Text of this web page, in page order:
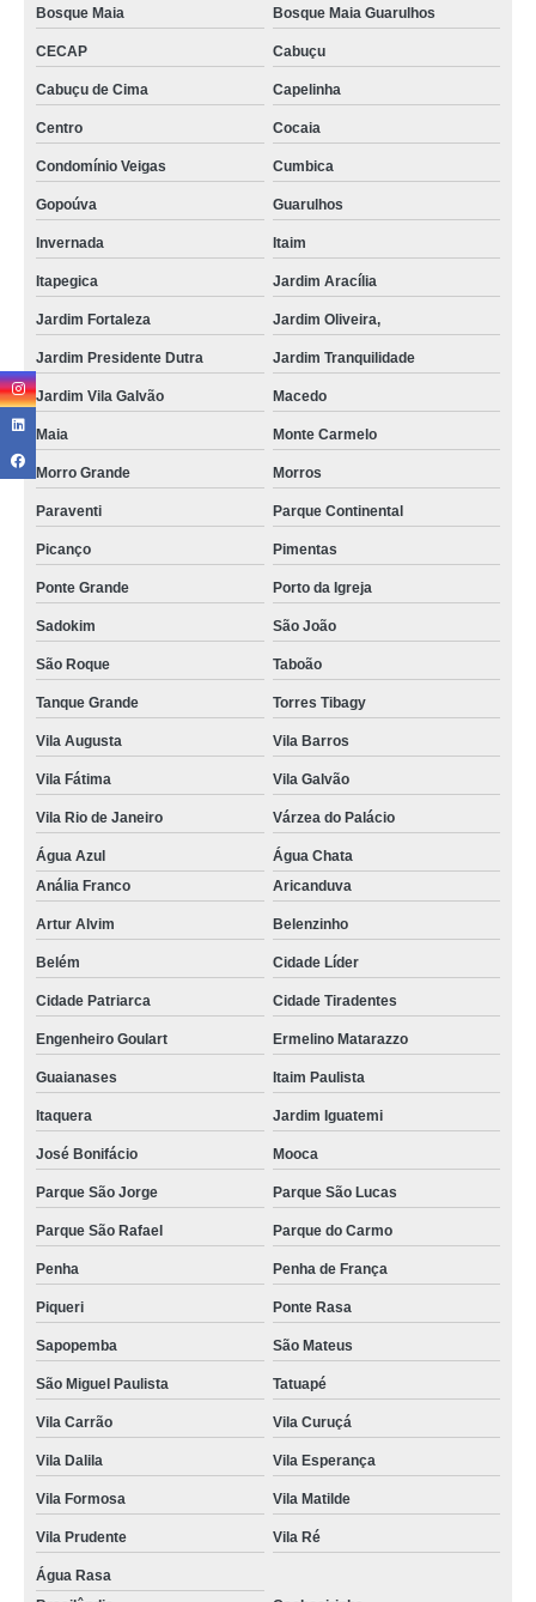
Bosque Maia Bosque Maia Guarulhos
CECAP Cabuçu
Cabuçu de Cima Capelinha
Centro Cocaia
Condomínio Veigas Cumbica
Gopoúva Guarulhos
Invernada Itaim
Itapegica Jardim Aracília
Jardim Fortaleza Jardim Oliveira,
Jardim Presidente Dutra Jardim Tranquilidade
Jardim Vila Galvão Macedo
Maia Monte Carmelo
Morro Grande Morros
Paraventi Parque Continental
Picanço Pimentas
Ponte Grande Porto da Igreja
Sadokim São João
São Roque Taboão
Tanque Grande Torres Tibagy
Vila Augusta Vila Barros
Vila Fátima Vila Galvão
Vila Rio de Janeiro Várzea do Palácio
Água Azul
Água Chata
Anália Franco
Aricanduva
Artur Alvim Belenzinho
Belém Cidade Líder
Cidade Patriarca Cidade Tiradentes
Engenheiro Goulart Ermelino Matarazzo
Guaianases Itaim Paulista
Itaquera Jardim Iguatemi
José Bonifácio Mooca
Parque São Jorge Parque São Lucas
Parque São Rafael Parque do Carmo
Penha Penha de França
Piqueri Ponte Rasa
Sapopemba São Mateus
São Miguel Paulista Tatuapé
Vila Carrão Vila Curuçá
Vila Dalila Vila Esperança
Vila Formosa Vila Matilde
Vila Prudente Vila Ré
Água Rasa